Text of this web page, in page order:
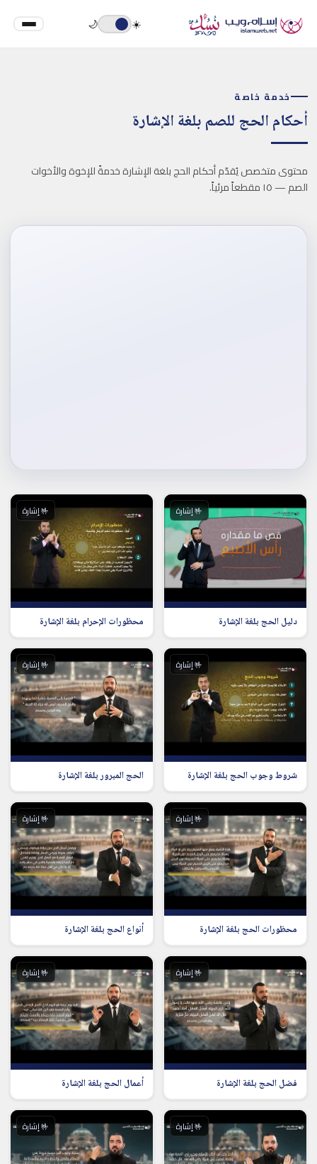
☀️
🌙
خدمة خاصة
أحكام الحج للصم بلغة الإشارة
محتوى متخصص يُقدّم أحكام الحج بلغة الإشارة خدمةً للإخوة والأخوات
الصم — ١٥ مقطعاً مرئياً.
🤟 إشارة
دليل الحج بلغة الإشارة
🤟 إشارة
محظورات الإحرام بلغة الإشارة
🤟 إشارة
شروط وجوب الحج بلغة الإشارة
🤟 إشارة
الحج المبرور بلغة الإشارة
🤟 إشارة
محظورات الحج بلغة الإشارة
🤟 إشارة
أنواع الحج بلغة الإشارة
🤟 إشارة
فضل الحج بلغة الإشارة
🤟 إشارة
أعمال الحج بلغة الإشارة
🤟 إشارة 🤟 إشارة